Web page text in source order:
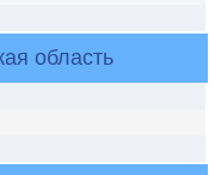
область